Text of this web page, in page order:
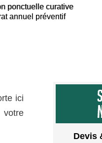
ponctuelle curative
annuel préventif
ici
votre
Devis